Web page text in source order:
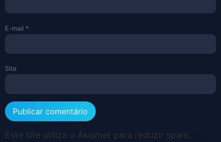
E-mail *
Site
Este site utiliza o Akismet para reduzir spam.